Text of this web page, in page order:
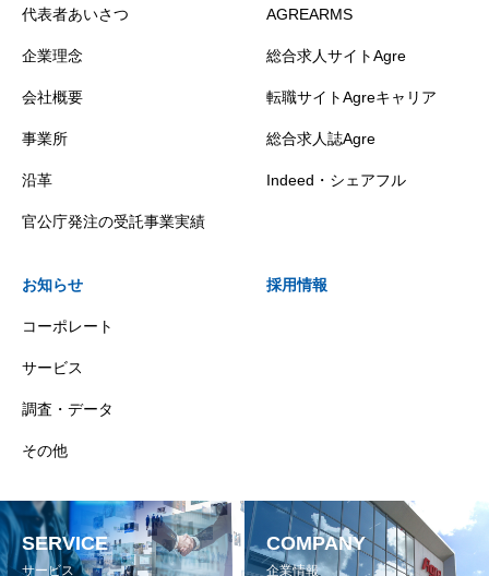
代表者あいさつ
企業理念
会社概要
事業所
沿革
官公庁発注の受託事業実績
AGREARMS
総合求人サイトAgre
転職サイトAgreキャリア
総合求人誌Agre
Indeed・シェアフル
お知らせ
コーポレート
サービス
調査・データ
その他
採用情報
SERVICE
サービス
COMPANY
企業情報